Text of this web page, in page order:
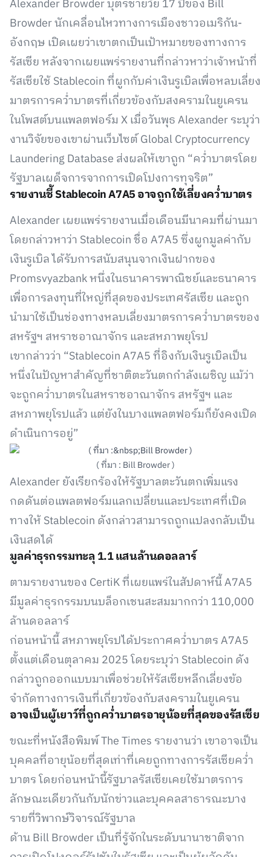
Alexander Browder บุตรชายวัย 17 ปีของ Bill
Browder นักเคลื่อนไหวทางการเมืองชาวอเมริกัน-
อังกฤษ เปิดเผยว่าเขาตกเป็นเป้าหมายของทางการ
รัสเซีย หลังจากเผยแพร่รายงานที่กล่าวหาว่าเจ้าหน้าที่
รัสเซียใช้ Stablecoin ที่ผูกกับค่าเงินรูเบิลเพื่อหลบเลี่ยง
มาตรการคว่ำบาตรที่เกี่ยวข้องกับสงครามในยูเครน
ในโพสต์บนแพลตฟอร์ม X เมื่อวันพุธ Alexander ระบุว่า
งานวิจัยของเขาผ่านเว็บไซต์ Global Cryptocurrency
Laundering Database ส่งผลให้เขาถูก “คว่ำบาตรโดย
รัฐบาลเผด็จการจากการเปิดโปงการทุจริต”
รายงานชี้ Stablecoin A7A5 อาจถูกใช้เลี่ยงคว่ำบาตร
Alexander เผยแพร่รายงานเมื่อเดือนมีนาคมที่ผ่านมา
โดยกล่าวหาว่า Stablecoin ชื่อ A7A5 ซึ่งผูกมูลค่ากับ
เงินรูเบิล ได้รับการสนับสนุนจากเงินฝากของ
Promsvyazbank หนึ่งในธนาคารพาณิชย์และธนาคาร
เพื่อการลงทุนที่ใหญ่ที่สุดของประเทศรัสเซีย และถูก
นำมาใช้เป็นช่องทางหลบเลี่ยงมาตรการคว่ำบาตรของ
สหรัฐฯ สหราชอาณาจักร และสหภาพยุโรป
เขากล่าวว่า “Stablecoin A7A5 ที่อิงกับเงินรูเบิลเป็น
หนึ่งในปัญหาสำคัญที่ชาติตะวันตกกำลังเผชิญ แม้ว่า
จะถูกคว่ำบาตรในสหราชอาณาจักร สหรัฐฯ และ
สหภาพยุโรปแล้ว แต่ยังในบางแพลตฟอร์มก็ยังคงเปิด
ดำเนินการอยู่”
( ที่มา : Bill Browder )
Alexander ยังเรียกร้องให้รัฐบาลตะวันตกเพิ่มแรง
กดดันต่อแพลตฟอร์มแลกเปลี่ยนและประเทศที่เปิด
ทางให้ Stablecoin ดังกล่าวสามารถถูกแปลงกลับเป็น
เงินสดได้
มูลค่าธุรกรรมทะลุ 1.1 แสนล้านดอลลาร์
ตามรายงานของ CertiK ที่เผยแพร่ในสัปดาห์นี้ A7A5
มีมูลค่าธุรกรรมบนบล็อกเชนสะสมมากกว่า 110,000
ล้านดอลลาร์
ก่อนหน้านี้ สหภาพยุโรปได้ประกาศคว่ำบาตร A7A5
ตั้งแต่เดือนตุลาคม 2025 โดยระบุว่า Stablecoin ดัง
กล่าวถูกออกแบบมาเพื่อช่วยให้รัสเซียหลีกเลี่ยงข้อ
จำกัดทางการเงินที่เกี่ยวข้องกับสงครามในยูเครน
อาจเป็นผู้เยาว์ที่ถูกคว่ำบาตรอายุน้อยที่สุดของรัสเซีย
ขณะที่หนังสือพิมพ์ The Times รายงานว่า เขาอาจเป็น
บุคคลที่อายุน้อยที่สุดเท่าที่เคยถูกทางการรัสเซียคว่ำ
บาตร โดยก่อนหน้านี้รัฐบาลรัสเซียเคยใช้มาตรการ
ลักษณะเดียวกันกับนักข่าวและบุคคลสาธารณะบาง
รายที่วิพากษ์วิจารณ์รัฐบาล
ด้าน Bill Browder เป็นที่รู้จักในระดับนานาชาติจาก